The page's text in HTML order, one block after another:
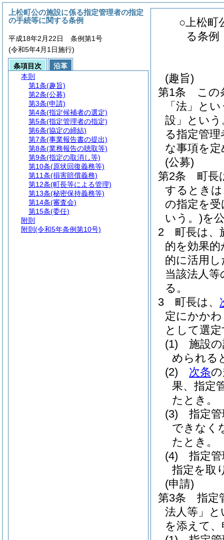
○上松町
る条例
(趣旨)
第1条
この
「法」と
設」という
る指定管
な事項を
(公募)
第2条
町長
するとき
の指定を
いう。)を
2
町長は、
的を効果
的に活用
当該法人
る。
3
町長は、
定にかか
として選
(1)
施設
められる
(2)
次条
果、指定
たとき。
(3)
指定
できなく
たとき。
(4)
指定
指定を取
(申請)
第3条
指定
法人等」と
を添えて
上松町公の施設に係る指定管理者の指定
の手続等に関する条例
平成18年2月22日 条例第1号
(令和5年4月1日施行)
条項目次
沿革
本則
第1条(趣旨)
第2条(公募)
第3条(申請)
第4条(指定候補者の選定)
第5条(指定管理者の指定)
第6条(協定の締結)
第7条(事業報告書の提出)
第8条(業務報告の聴取等)
第9条(指定の取消し等)
第10条(原状回復義務等)
第11条(損害賠償義務)
第12条(町長等による管理)
第13条(秘密保持義務等)
第14条(審査会)
第15条(委任)
附則
附則 (令和5年条例第10号)